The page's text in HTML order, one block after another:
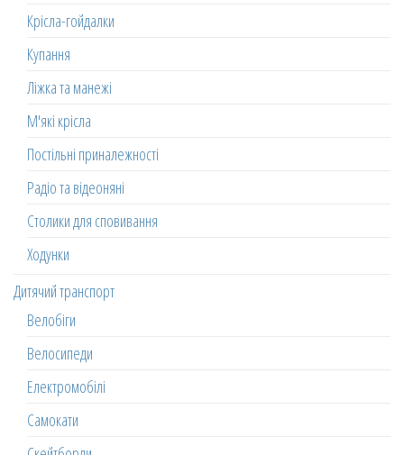
Крісла-гойдалки
Купання
Ліжка та манежі
М'які крісла
Постільні приналежності
Радіо та відеоняні
Столики для сповивання
Ходунки
Дитячий транспорт
Велобіги
Велосипеди
Електромобілі
Самокати